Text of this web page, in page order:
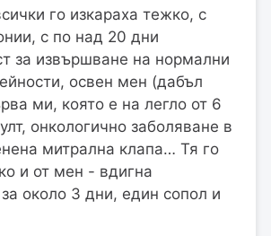
го изкараха тежко, с
с по над 20 дни
за извършване на нормални
освен мен (дабъл
ми, която е на легло от 6
онкологично заболяване в
митрална клапа… Тя го
и от мен - вдигна
около 3 дни, един сопол и